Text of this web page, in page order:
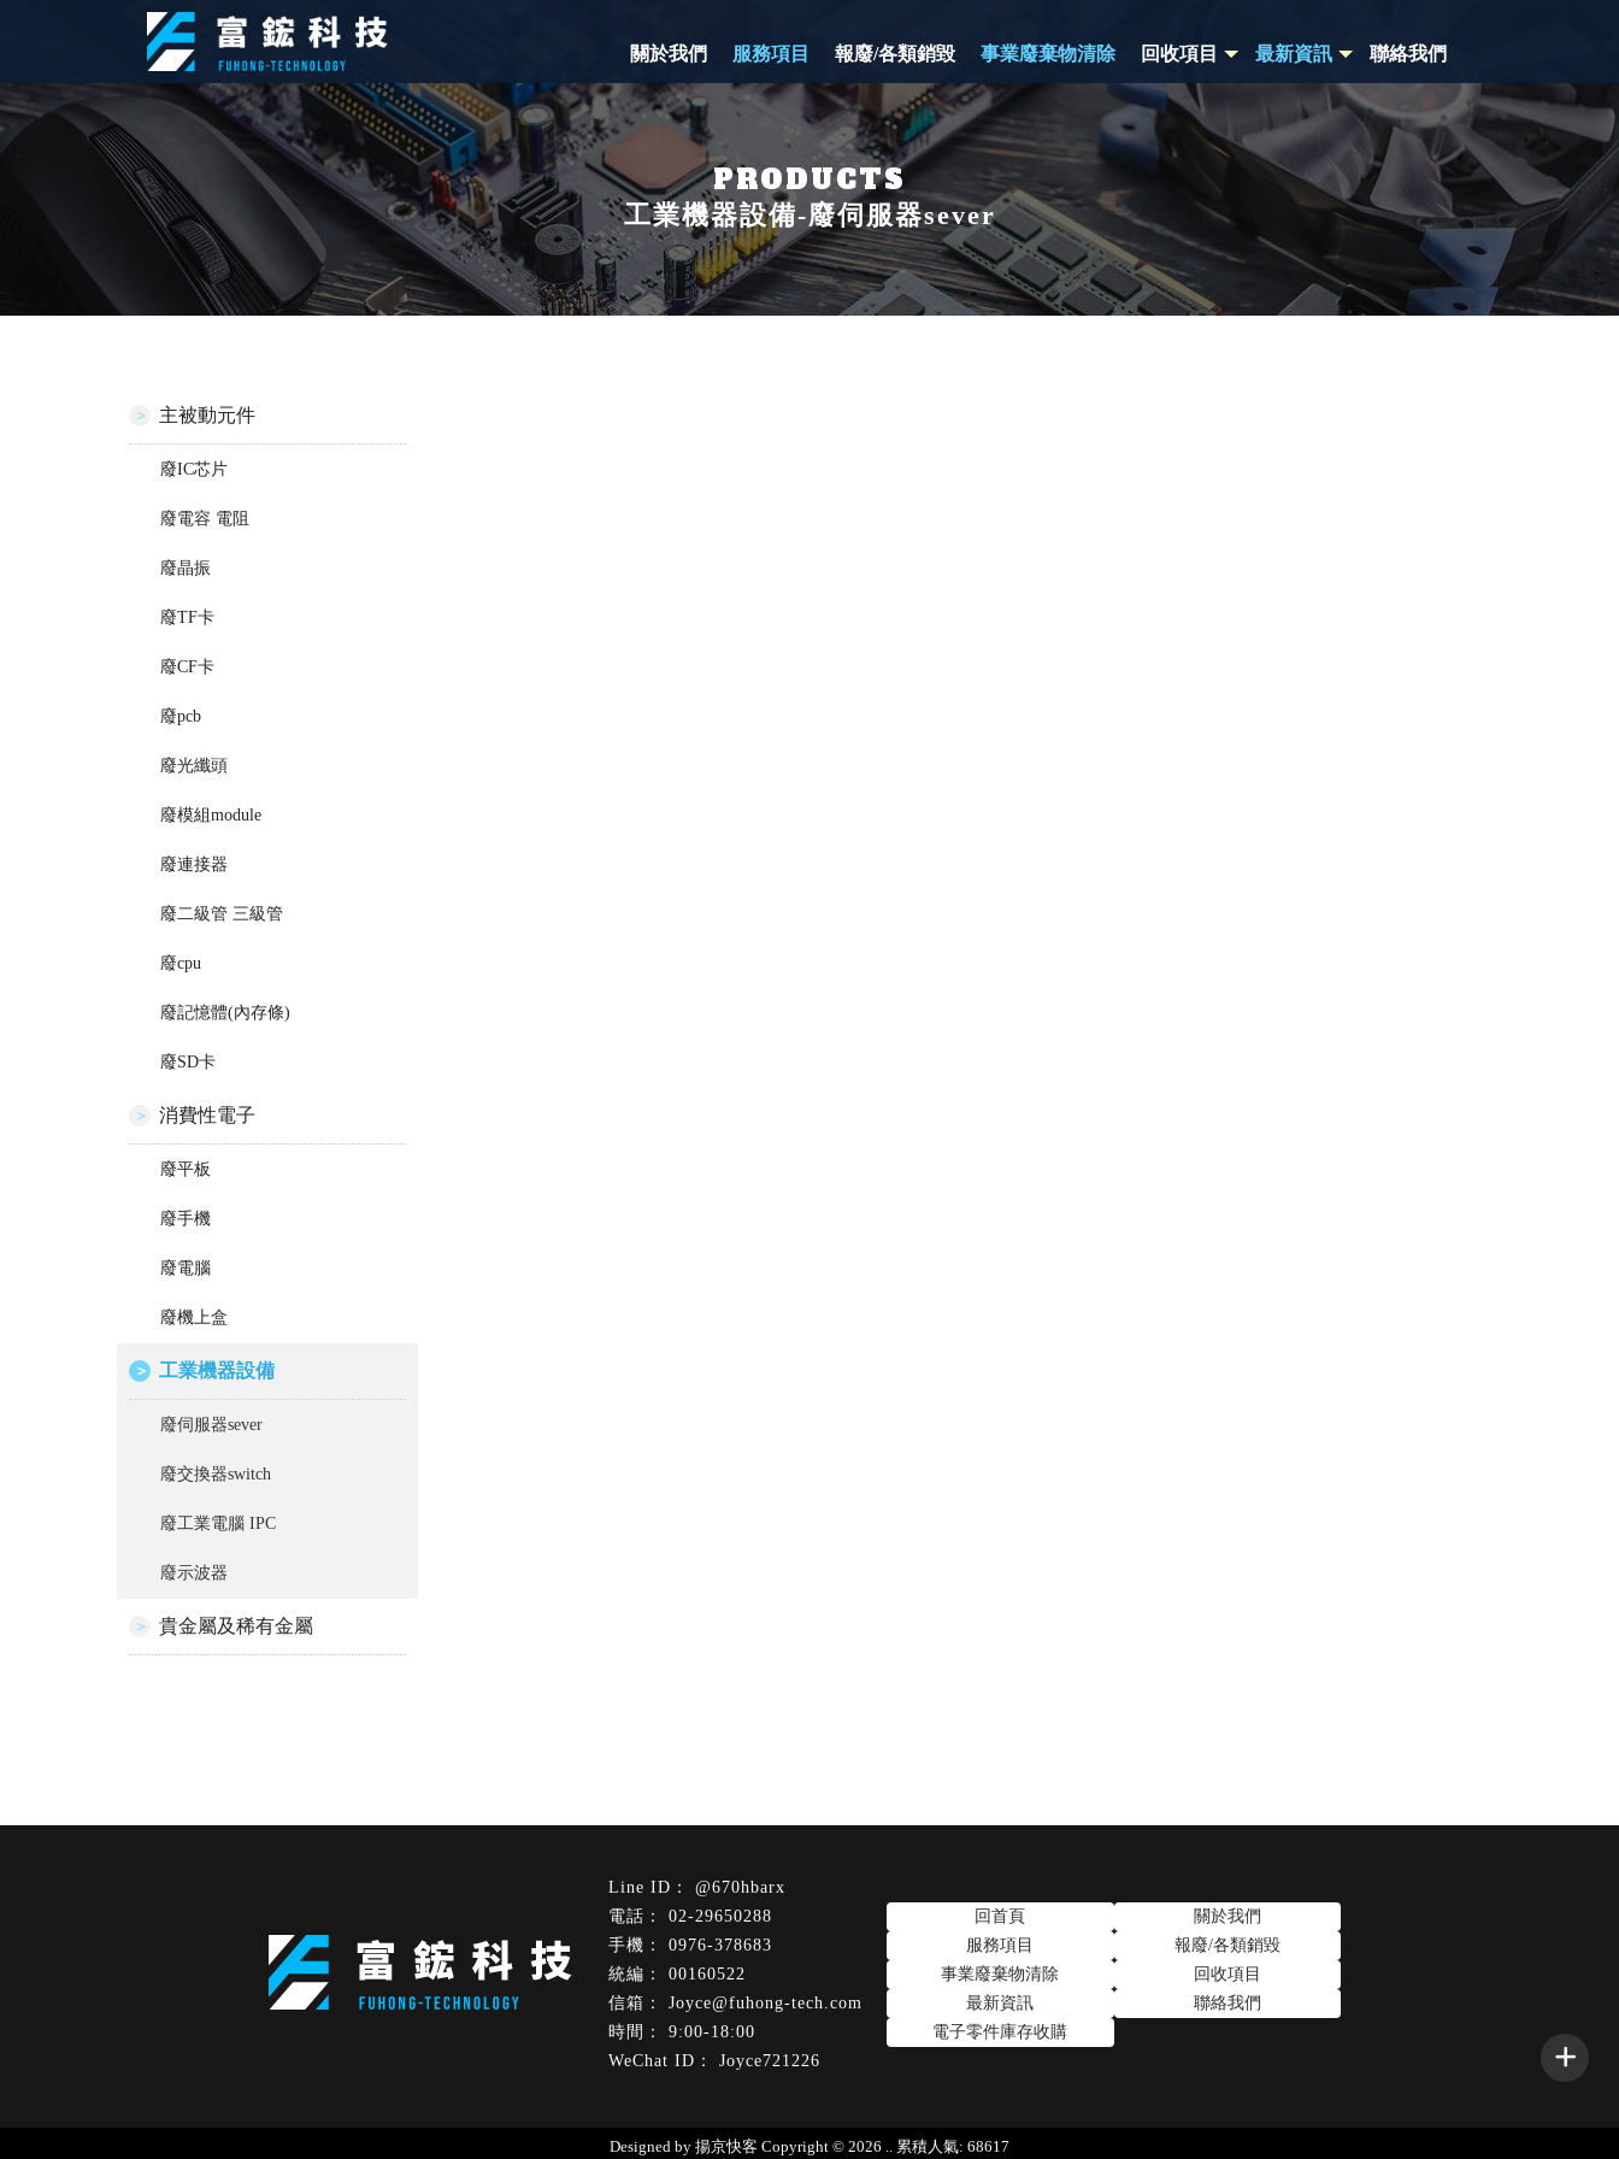
關於我們 服務項目 報廢/各類銷毀 事業廢棄物清除 回收項目 最新資訊 聯絡我們
工業機器設備-廢伺服器sever
主被動元件
廢IC芯片
廢電容 電阻
廢晶振
廢TF卡
廢CF卡
廢pcb
廢光纖頭
廢模組module
廢連接器
廢二級管 三級管
廢cpu
廢記憶體(內存條)
廢SD卡
消費性電子
廢平板
廢手機
廢電腦
廢機上盒
工業機器設備
廢伺服器sever
廢交換器switch
廢工業電腦 IPC
廢示波器
貴金屬及稀有金屬
@670hbarx
02-29650288
0976-378683
00160522
Joyce@fuhong-tech.com
9:00-18:00
Joyce721226
回首頁
關於我們
服務項目
報廢/各類銷毀
事業廢棄物清除
回收項目
最新資訊
聯絡我們
電子零件庫存收購
Designed by 揚京快客 Copyright © 2026 累積人氣: 68617